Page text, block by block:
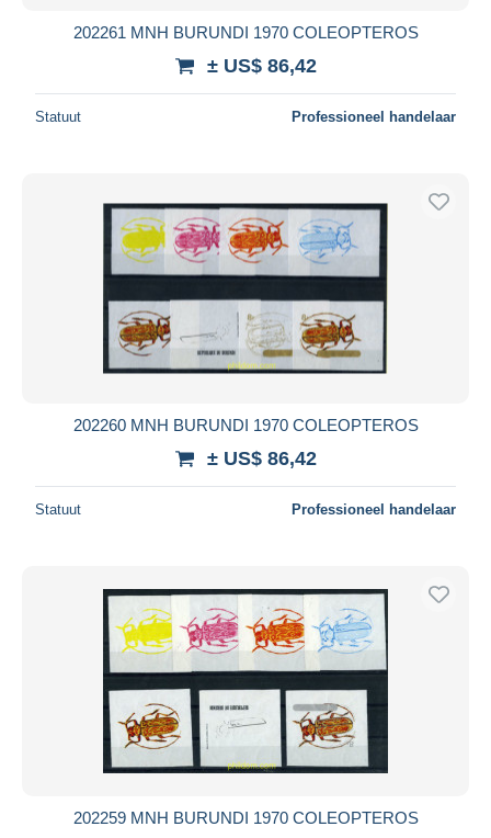
202261 MNH BURUNDI 1970 COLEOPTEROS
± US$ 86,42
Statuut Professioneel handelaar
202260 MNH BURUNDI 1970 COLEOPTEROS
± US$ 86,42
Statuut Professioneel handelaar
202259 MNH BURUNDI 1970 COLEOPTEROS